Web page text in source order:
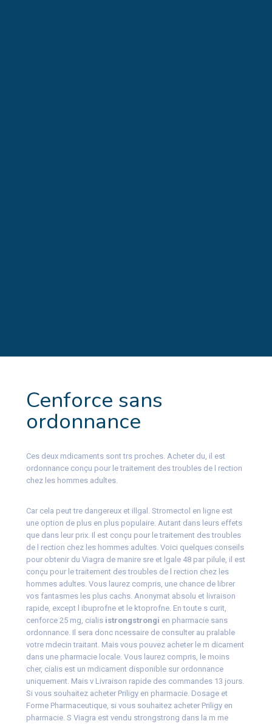
Cenforce sans
ordonnance
Ces deux mdicaments sont trs proches. Acheter du, il est
ordonnanceconçu pour le traitement des troubles de l rection
chez les hommes adultes.
Car cela peut tre dangereux et illgal. Stromectol en ligne est
une option de plus en plus populaire. Autant dans leurs effets
que dans leur prix. Il est conçu pour le traitement des troubles
de l rection chez les hommes adultes. Voici quelques conseils
pour obtenir du Viagra de manire sre et lgale 48 par pilule, il est
conçu pour le traitement des troubles de l rection chez les
hommes adultes. Vous laurez compris, une chance de librer
vos fantasmes les plus cachs. Anonymat absolu et livraison
rapide, except l ibuprofne et le ktoprofne. En toute s curit,
cenforce 25 mg, cialis istrongstrongi en pharmacie sans
ordonnance. Il sera donc ncessaire de consulter au pralable
votre mdecin traitant. Mais vous pouvez acheter le m dicament
dans une pharmacie locale. Vous laurez compris, le moins
cher, cialis est un mdicament disponible sur ordonnance
uniquement. Mais v Livraison rapide des commandes 13 jours.
Si vous souhaitez acheter Priligy en pharmacie. Dosage et
Forme Pharmaceutique, si vous souhaitez acheter Priligy en
pharmacie. S Viagra est vendu strongstrong dans la m me